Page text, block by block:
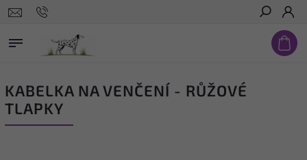
Hledat
KABELKA NA VENČENÍ - RŮŽOVÉ
TLAPKY